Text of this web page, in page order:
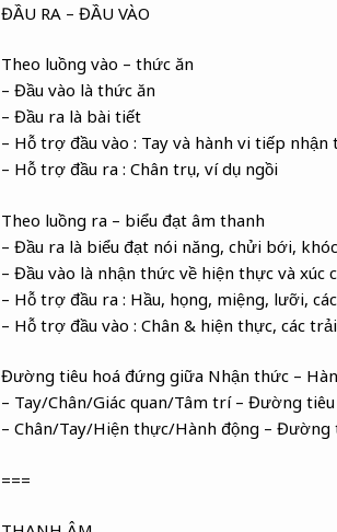
​ĐẦU RA – ĐẦU VÀO
Theo luồng vào – thức ăn
– Đầu vào là thức ăn
– Đầu ra là bài tiết
– Hỗ trợ đầu vào : Tay và hành vi tiếp
– Hỗ trợ đầu ra : Chân trụ, ví dụ ngồi
Theo luồng ra – biểu đạt âm thanh
– Đầu ra là biểu đạt nói năng, chửi bới,
– Đầu vào là nhận thức về hiện thực và xúc
– Hỗ trợ đầu ra : Hầu, họng, miệng, lưỡi,
– Hỗ trợ đầu vào : Chân & hiện thực, các
Đường tiêu hoá đứng giữa Nhận thức –
– Tay/Chân/Giác quan/Tâm trí – Đường
– Chân/Tay/Hiện thực/Hành động –
===